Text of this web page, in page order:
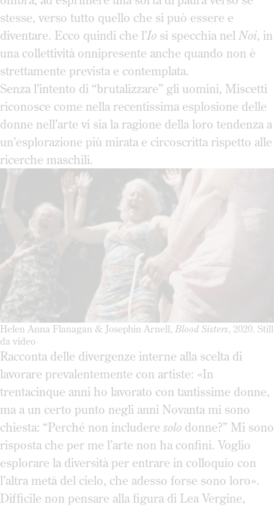
stesse, verso tutto quello che si può essere e
diventare. Ecco quindi che l’Io si specchia nel Noi, in
una collettività onnipresente anche quando non è
strettamente prevista e contemplata.
Senza l’intento di “brutalizzare” gli uomini, Miscetti
riconosce come nella recentissima esplosione delle
donne nell’arte vi sia la ragione della loro tendenza a
un’esplorazione più mirata e circoscritta rispetto alle
ricerche maschili.
Helen Anna Flanagan & Josephin Arnell, Blood Sisters, 2020. Still
da video
Racconta delle divergenze interne alla scelta di
lavorare prevalentemente con artiste: «In
trentacinque anni ho lavorato con tantissime donne,
ma a un certo punto negli anni Novanta mi sono
chiesta: “Perché non includere solo donne?” Mi sono
risposta che per me l’arte non ha confini. Voglio
esplorare la diversità per entrare in colloquio con
l’altra metà del cielo, che adesso forse sono loro».
Difficile non pensare alla figura di Lea Vergine,